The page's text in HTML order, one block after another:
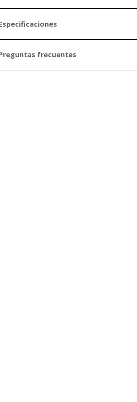
frecuentes